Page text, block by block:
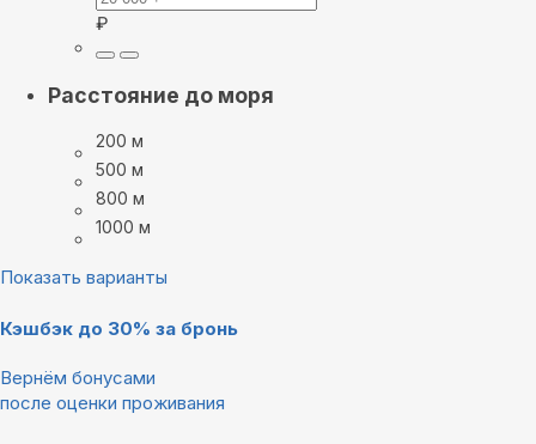
₽
Расстояние до моря
200 м
500 м
800 м
1000 м
Показать варианты
Кэшбэк до 30% за бронь
Вернём бонусами
после оценки проживания